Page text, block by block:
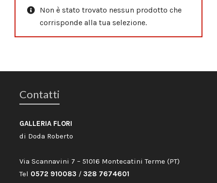
Non è stato trovato nessun prodotto che
corrisponde alla tua selezione.
Contatti
GALLERIA FLORI
di Doda Roberto
Via Scannavini 7 – 51016 Montecatini Terme (PT)
Tel 0572 910083 / 328 7674601